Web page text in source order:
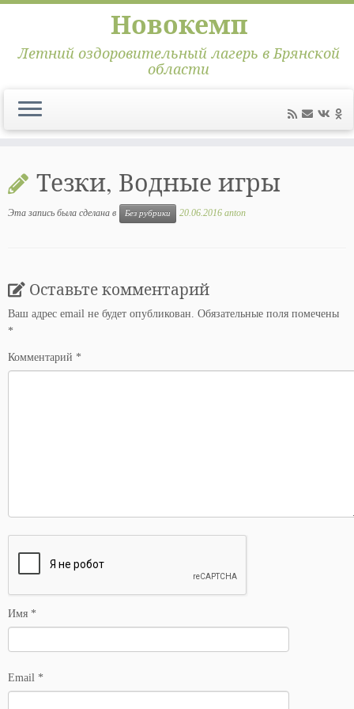
содержимому
Новокемп
Летний оздоровительный лагерь в Брянской
области
Тезки, Водные игры
Эта запись была сделана в Без рубрики 20.06.2016 anton
Оставьте комментарий
Ваш адрес email не будет опубликован. Обязательные поля помечены
*
Комментарий *
Имя *
Email *